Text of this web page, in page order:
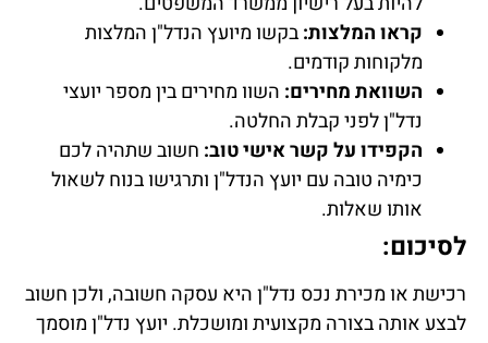
קראו המלצות:בקשו מיועץ הנדל"ן המלצות
מלקוחות קודמים.
השוואת מחירים: השוו מחירים בין מספר יועצי
נדל"ן לפני קבלת החלטה.
הקפידו על קשר אישי טוב: חשוב שתהיה לכם
כימיה טובה עם יועץ הנדל"ן ותרגישו בנוח לשאול
אותו שאלות.
לסיכום:
רכישת או מכירת נכס נדל"ן היא עסקה חשובה, ולכן חשוב
לבצע אותה בצורה מקצועית ומושכלת. יועץ נדל"ן מוסמך